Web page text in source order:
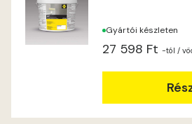
Lilac A
Magnolia A
Magnolia B
Gyártói készleten
27 598 Ft -tól /